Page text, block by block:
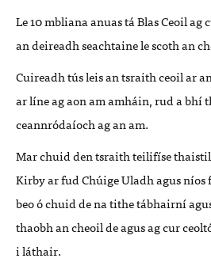
Le 10 mbliana anuas tá Blas Ceoil ag
an deireadh seachtaine le scoth an
Cuireadh tús leis an tsraith ceoil ar
ar líne ag aon am amháin, rud a bhí
ceannródaíoch ag an am.
Mar chuid den tsraith teilifíse thaistil
Kirby ar fud Chúige Uladh agus
beo ó chuid de na tithe tábhairní
thaobh an cheoil de agus ag cur
i láthair.